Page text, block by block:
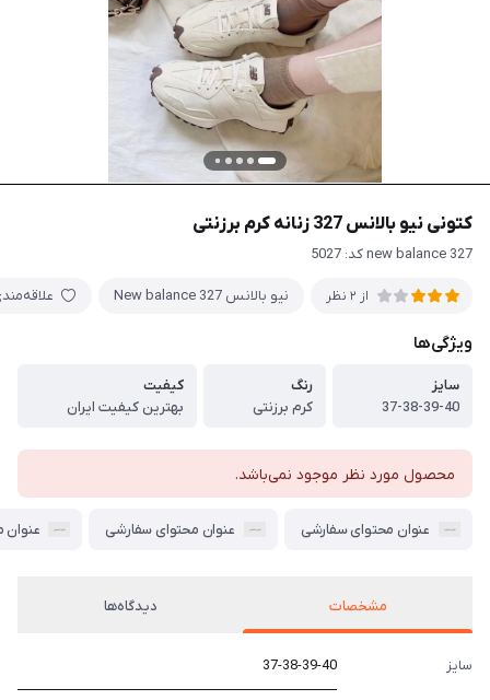
کتونی نیو بالانس 327 زنانه کرم برزنتی
new balance 327 کد: 5027
از 2 نظر نیو بالانس New balance 327
ویژگی‌ها
سایز
37-38-39-40
رنگ
کرم برزنتی
کیفیت
بهترین کیفیت ایران
محصول مورد نظر موجود نمی‌باشد.
عنوان محتوای سفارشی عنوان محتوای سفارشی عنوان
مشخصات دیدگاه‌ها
سایز 37-38-39-40